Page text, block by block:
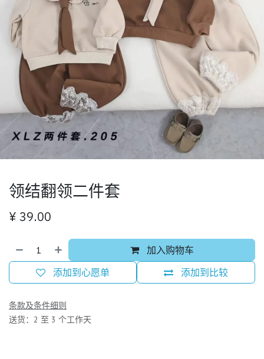
领结翻领二件套
¥ 39.00
加入购物车
添加到比较
添加到心愿单
条款及条件细则
送货：2 至 3 个工作天